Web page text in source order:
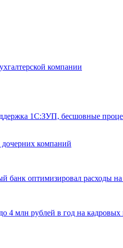
компании
1С:ЗУП, бесшовные
дочерних компаний
банк оптимизировал расходы на
4 млн рублей в год на кадровых